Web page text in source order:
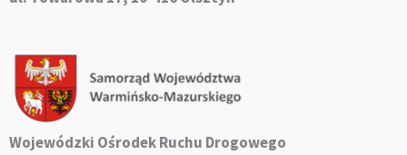
Wojewódzki Ośrodek Ruchu Drogowego